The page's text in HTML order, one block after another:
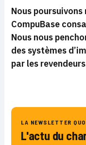
Nous
CompuBase
Nous nous
des systèmes
par les
LA NEWSLETTER
L'actu du